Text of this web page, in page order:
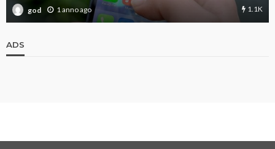
god 1 anno ago 1.1K
ADS